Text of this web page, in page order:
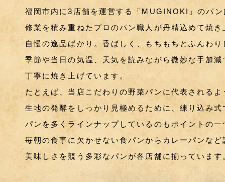
福岡市内に3店舗を運営する「MUGINOKI」のパン
修業を積み重ねたプロのパン職人が丹精込めて焼き
自慢の逸品ばかり。香ばしく、もちもちとふんわ
季節や当日の気温、天気を読みながら微妙な手加
丁寧に焼き上げています。
たとえば、当店こだわりの野菜パンに代表されるよ
生地の発酵をしっかり見極めるために、練り込み
パンを多くラインナップしているのもポイントの一
毎朝の食事に欠かせない食パンからカレーパンな
美味しさを競う多彩なパンが各店舗に揃っています